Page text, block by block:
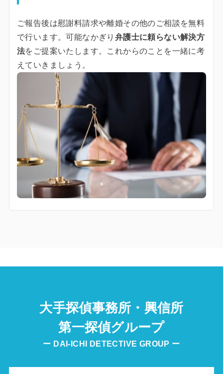
ご報告後は慰謝料請求や離婚その他のご相談を無料
で行います。可能なかぎり 弁護士に頼らない解決方
法をご提案いたします。これからのことを一緒に考
えていきましょう。
大手探偵事務所・興信所
第一探偵グループ
ー DAI-ICHI DETECTIVE GROUP ー